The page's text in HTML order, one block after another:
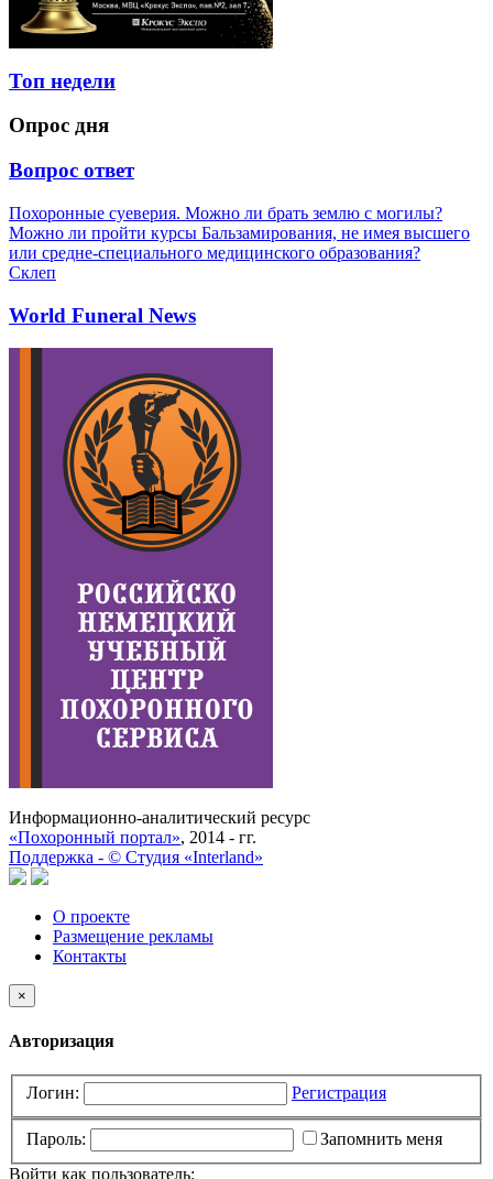
Топ недели
Опрос дня
Вопрос ответ
Похоронные суеверия. Можно ли брать землю с могилы?
Можно ли пройти курсы Бальзамирования, не имея высшего
или средне-специального медицинского образования?
Склеп
World Funeral News
Информационно-аналитический ресурс
«Похоронный портал», 2014 - гг.
Поддержка - © Cтудия «Interland»
О проекте
Размещение рекламы
Контакты
×
Авторизация
Логин: Регистрация
Пароль:
Запомнить меня
Войти как пользователь: